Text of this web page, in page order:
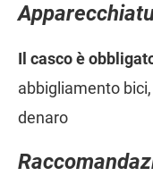
Il casco è
abbigliamento
denaro